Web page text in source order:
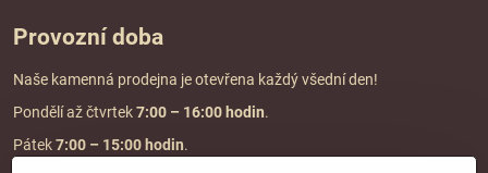
Provozní doba
Naše kamenná prodejna je otevřena každý všední den!
Pondělí až čtvrtek7:00 – 16:00 hodin.
Pátek7:00 – 15:00 hodin.